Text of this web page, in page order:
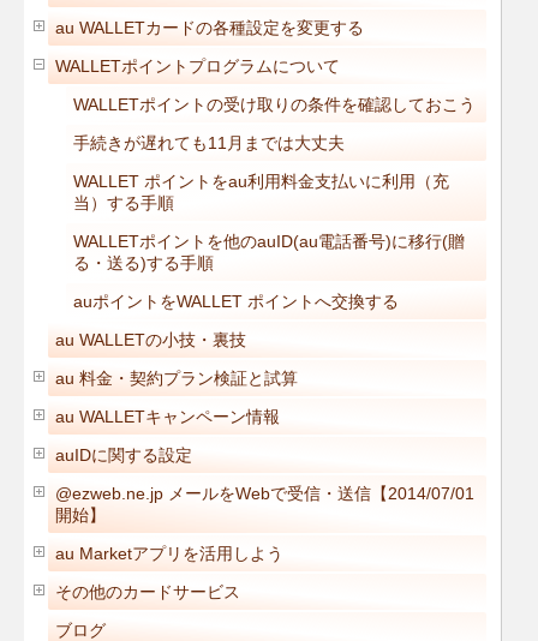
au WALLETカードの各種設定を変更する
WALLETポイントプログラムについて
WALLETポイントの受け取りの条件を確認しておこう
手続きが遅れても11月までは大丈夫
WALLET ポイントをau利用料金支払いに利用（充
当）する手順
WALLETポイントを他のauID(au電話番号)に移行(贈
る・送る)する手順
auポイントをWALLET ポイントへ交換する
au WALLETの小技・裏技
au 料金・契約プラン検証と試算
au WALLETキャンペーン情報
auIDに関する設定
@ezweb.ne.jp メールをWebで受信・送信【2014/07/01
開始】
au Marketアプリを活用しよう
その他のカードサービス
ブログ